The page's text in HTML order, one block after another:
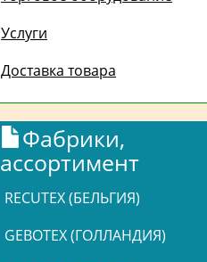
Услуги
Доставка товара
Фабрики,
ассортимент
RECUTEX (БЕЛЬГИЯ)
GEBOTEX (ГОЛЛАНДИЯ)